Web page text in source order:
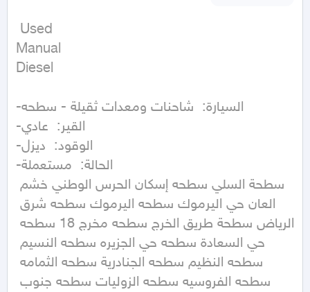
Manual
Diesel
-السيارة:  شاحنات ومعدات ثقيلة - سطحه
-القير:  عادي
-الوقود:  ديزل
-الحالة:  مستعملة